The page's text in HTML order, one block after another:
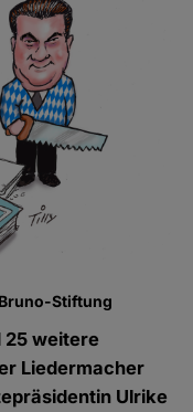
Stiftung
25 weitere
Liedermacher
Ulrike